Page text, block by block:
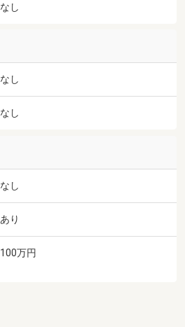
なし
なし
なし
なし
あり
100万円